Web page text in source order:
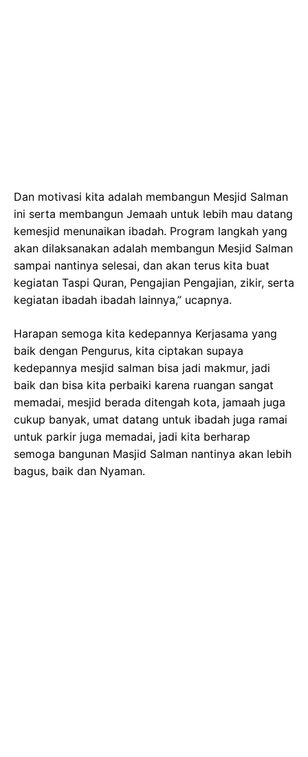
Dan motivasi kita adalah membangun Mesjid Salman
ini serta membangun Jemaah untuk lebih mau datang
kemesjid menunaikan ibadah. Program langkah yang
akan dilaksanakan adalah membangun Mesjid Salman
sampai nantinya selesai, dan akan terus kita buat
kegiatan Taspi Quran, Pengajian Pengajian, zikir, serta
kegiatan ibadah ibadah lainnya,” ucapnya.
Harapan semoga kita kedepannya Kerjasama yang
baik dengan Pengurus, kita ciptakan supaya
kedepannya mesjid salman bisa jadi makmur, jadi
baik dan bisa kita perbaiki karena ruangan sangat
memadai, mesjid berada ditengah kota, jamaah juga
cukup banyak, umat datang untuk ibadah juga ramai
untuk parkir juga memadai, jadi kita berharap
semoga bangunan Masjid Salman nantinya akan lebih
bagus, baik dan Nyaman.